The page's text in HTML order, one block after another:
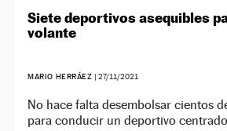
Siete deportivos asequibles
volante
MARIO HERRÁEZ |27/11/2021
No hace falta desembolsar cientos
para conducir un deportivo